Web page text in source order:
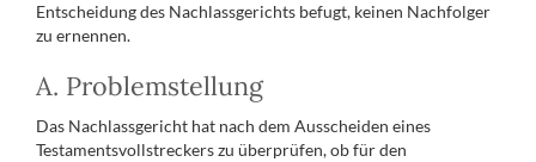
Entscheidung des Nachlassgerichts befugt, keinen Nachfolger
zu ernennen.
A. Problemstellung
Das Nachlassgericht hat nach dem Ausscheiden eines
Testamentsvollstreckers zu überprüfen, ob für den